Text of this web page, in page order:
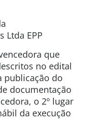
Ltda EPP
que
no edital
publicação do
documentação
o 2º lugar
da execução